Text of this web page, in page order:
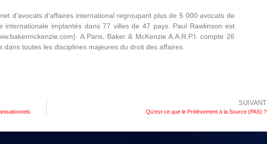
d’avocats d’affaires international regroupant plus de 5 000 avocats de
internationale implantés dans 77 villes de 47 pays. Paul Rawlinson est
A Paris, Baker & McKenzie A.A.R.P.I. compte 26
toutes les disciplines majeures du droit des affaires.
SUIVANT
Qu’est-ce que le Prélèvement à la Source (PAS) ?